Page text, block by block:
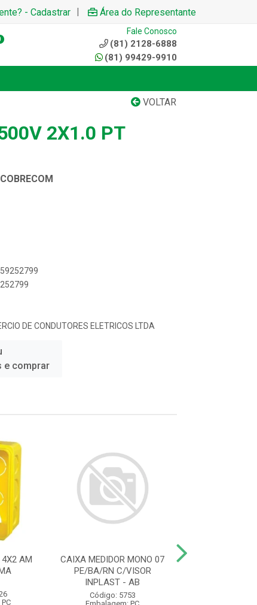
- Cadastrar | Área do Representante
Fale Conosco
(81) 2128-6888
(81) 99429-9910
VOLTAR
2X1.0 PT
DE CONDUTORES ELETRICOS LTDA
e comprar
AM
CAIXA MEDIDOR MONO 07
PE/BA/RN C/VISOR
INPLAST - AB
Código: 5753